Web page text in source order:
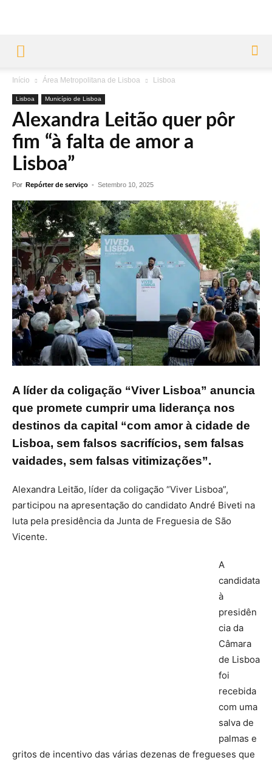
Início Área Metropolitana de Lisboa Lisboa
Lisboa Município de Lisboa
Alexandra Leitão quer pôr
fim “à falta de amor a
Lisboa”
Por Repórter de serviço - Setembro 10, 2025
A líder da coligação “Viver Lisboa” anuncia
que promete cumprir uma liderança nos
destinos da capital “com amor à cidade de
Lisboa, sem falsos sacrifícios, sem falsas
vaidades, sem falsas vitimizações”.
Alexandra Leitão, líder da coligação “Viver Lisboa”,
participou na apresentação do candidato André Biveti na
luta pela presidência da Junta de Freguesia de São
Vicente.
A
candidata
à
presidên
cia da
Câmara
de Lisboa
foi
recebida
com uma
salva de
palmas e
gritos de incentivo das várias dezenas de fregueses que